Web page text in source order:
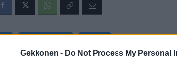
Gekkonen - Do Not Process My Personal
Lars Pajumäki Laulaja